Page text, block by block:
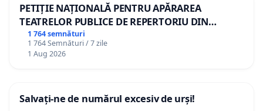
PETIȚIE NAȚIONALĂ PENTRU APĂRAREA
TEATRELOR PUBLICE DE REPERTORIU DIN
ROMÂNIA
1 764 semnături
1 764 Semnături / 7 zile
1 Aug 2026
Salvați-ne de numărul excesiv de urși!